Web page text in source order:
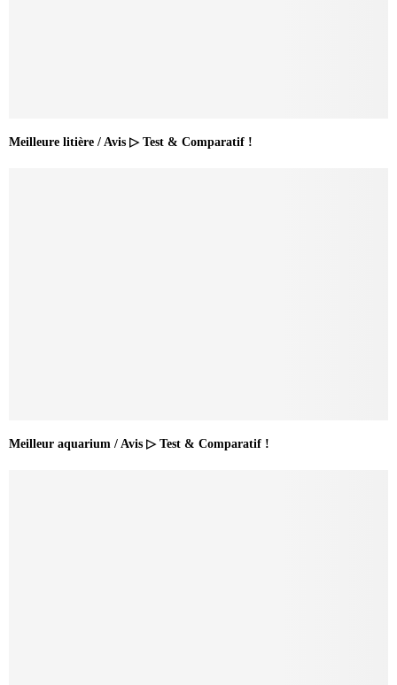
Meilleure litière / Avis ▷ Test & Comparatif !
Meilleur aquarium / Avis ▷ Test & Comparatif !